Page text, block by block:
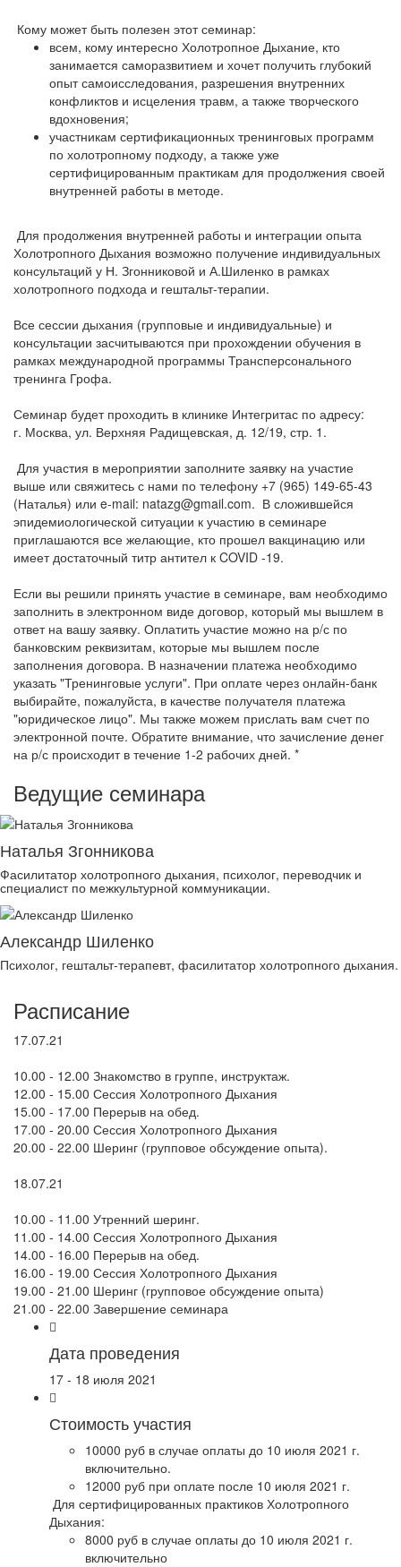
Кому может быть полезен этот семинар:
всем, кому интересно Холотропное Дыхание, кто
занимается саморазвитием и хочет получить глубокий
опыт самоисследования, разрешения внутренних
конфликтов и исцеления травм, а также творческого
вдохновения;
участникам сертификационных тренинговых программ
по холотропному подходу, а также уже
сертифицированным практикам для продолжения своей
внутренней работы в методе.
Для продолжения внутренней работы и интеграции опыта
Холотропного Дыхания возможно получение индивидуальных
консультаций у Н. Згонниковой и А.Шиленко в рамках
холотропного подхода и гештальт-терапии.
Все сессии дыхания (групповые и индивидуальные) и
консультации засчитываются при прохождении обучения в
рамках международной программы Трансперсонального
тренинга Грофа.
Семинар будет проходить в клинике Интегритас по адресу:
г. Москва, ул. Верхняя Радищевская, д. 12/19, стр. 1.
Для участия в мероприятии заполните заявку на участие
выше или свяжитесь с нами по телефону +7 (965) 149-65-43
(Наталья) или e-mail: natazg@gmail.com. В сложившейся
эпидемиологической ситуации к участию в семинаре
приглашаются все желающие, кто прошел вакцинацию или
имеет достаточный титр антител к COVID -19.
Если вы решили принять участие в семинаре, вам необходимо
заполнить в электронном виде договор, который мы вышлем в
ответ на вашу заявку. Оплатить участие можно на р/с по
банковским реквизитам, которые мы вышлем после
заполнения договора. В назначении платежа необходимо
указать "Тренинговые услуги". При оплате через онлайн-банк
выбирайте, пожалуйста, в качестве получателя платежа
"юридическое лицо". Мы также можем прислать вам счет по
электронной почте. Обратите внимание, что зачисление денег
на р/с происходит в течение 1-2 рабочих дней. *
Ведущие семинара
Наталья Згонникова
Фасилитатор холотропного дыхания, психолог, переводчик и
специалист по межкультурной коммуникации.
Александр Шиленко
Психолог, гештальт-терапевт, фасилитатор холотропного дыхания.
Расписание
17.07.21
10.00 - 12.00 Знакомство в группе, инструктаж.
12.00 - 15.00 Сессия Холотропного Дыхания
15.00 - 17.00 Перерыв на обед.
17.00 - 20.00 Сессия Холотропного Дыхания
20.00 - 22.00 Шеринг (групповое обсуждение опыта).
18.07.21
10.00 - 11.00 Утренний шеринг.
11.00 - 14.00 Сессия Холотропного Дыхания
14.00 - 16.00 Перерыв на обед.
16.00 - 19.00 Сессия Холотропного Дыхания
19.00 - 21.00 Шеринг (групповое обсуждение опыта)
21.00 - 22.00 Завершение семинара
Дата проведения
17 - 18 июля 2021
Стоимость участия
10000 руб в случае оплаты до 10 июля 2021 г.
включительно.
12000 руб при оплате после 10 июля 2021 г.
Для сертифицированных практиков Холотропного
Дыхания:
8000 руб в случае оплаты до 10 июля 2021 г.
включительно